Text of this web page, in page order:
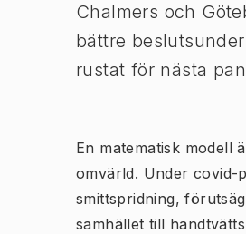
Chalmers och
bättre
rustat för nästa
En matematisk modell
omvärld. Under covid-
smittspridning,
samhället till